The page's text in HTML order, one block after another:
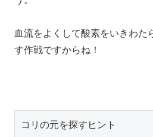
血流をよくして酸素をいきわた
す作戦ですからね！
コリの元を探すヒント